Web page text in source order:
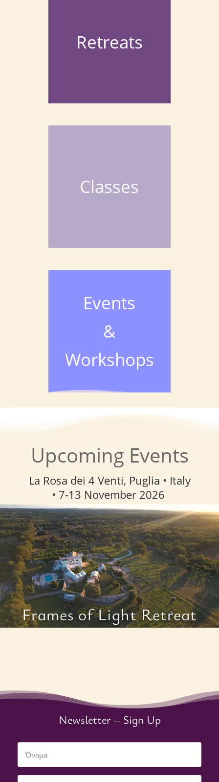
Retreats
Classes
Events
&
Workshops
Upcoming Events
La Rosa dei 4 Venti, Puglia • Italy
• 7-13 November 2026
Frames of Light Retreat
Newsletter – Sign Up